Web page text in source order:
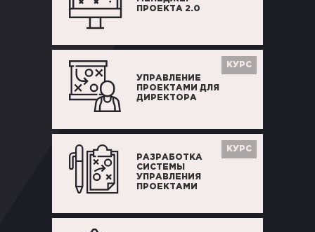
ПРОЕКТА 2.0
КУРС
УПРАВЛЕНИЕ
ПРОЕКТАМИ ДЛЯ
ДИРЕКТОРА
КУРС
РАЗРАБОТКА
СИСТЕМЫ
УПРАВЛЕНИЯ
ПРОЕКТАМИ